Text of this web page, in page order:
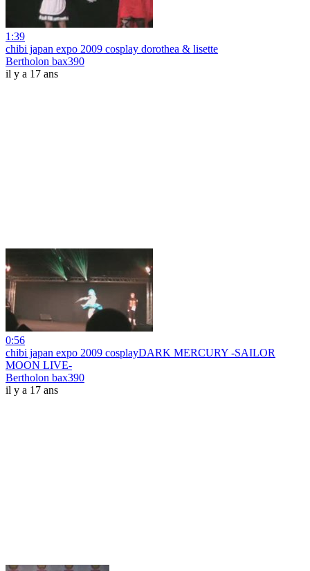
1:39
chibi japan expo 2009 cosplay dorothea & lisette
Bertholon bax390
il y a 17 ans
0:56
chibi japan expo 2009 cosplayDARK MERCURY -SAILOR
MOON LIVE-
Bertholon bax390
il y a 17 ans